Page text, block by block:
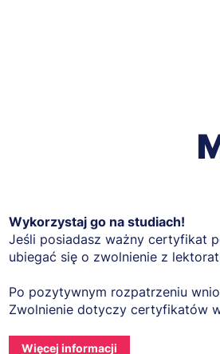
Wykorzystaj go na studiach!
Jeśli posiadasz ważny certyfikat
ubiegać się o zwolnienie z
Po pozytywnym rozpatrzeniu
Zwolnienie dotyczy certyfikatów
Więcej informacji